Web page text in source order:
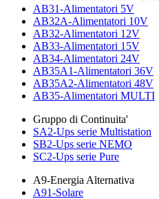
AB31-Alimentatori 5V
AB32A-Alimentatori 10V
AB32-Alimentatori 12V
AB33-Alimentatori 15V
AB34-Alimentatori 24V
AB35A1-Alimentatori 36V
AB35A2-Alimentatori 48V
AB35-Alimentatori MULTI
Gruppo di Continuita'
SA2-Ups serie Multistation
SB2-Ups serie NEMO
SC2-Ups serie Pure
A9-Energia Alternativa
A91-Solare